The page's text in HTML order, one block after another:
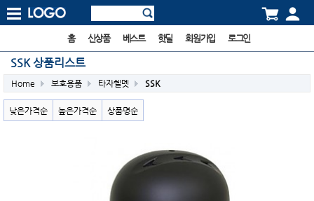
홈 신상품 베스트 핫딜 회원가입 로그인
SSK 상품리스트
Home 보호용품 타자헬멧 SSK
낮은가격순 높은가격순 상품명순